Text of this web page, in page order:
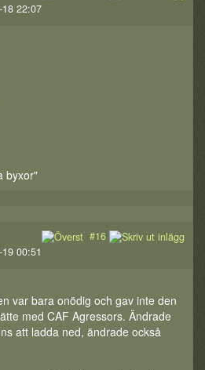
18 22:07
byxor"
#16
00:51
var bara onödig och gav inte den
med CAF Agressors. Ändrade
att ladda ned, ändrade också